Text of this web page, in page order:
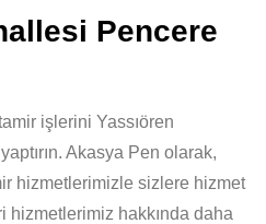
Pencere
işlerini Yassıören
Akasya Pen olarak,
hizmetlerimizle sizlere hizmet
hizmetlerimiz hakkında daha